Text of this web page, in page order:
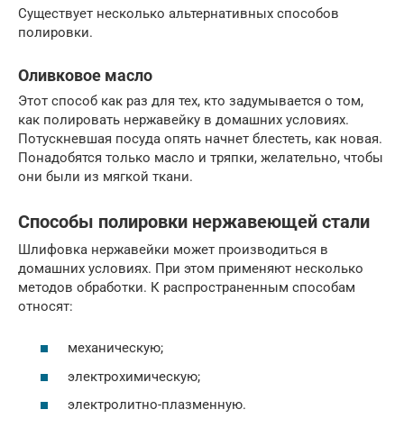
Существует несколько альтернативных способов
полировки.
Оливковое масло
Этот способ как раз для тех, кто задумывается о том,
как полировать нержавейку в домашних условиях.
Потускневшая посуда опять начнет блестеть, как новая.
Понадобятся только масло и тряпки, желательно, чтобы
они были из мягкой ткани.
Способы полировки нержавеющей стали
Шлифовка нержавейки может производиться в
домашних условиях. При этом применяют несколько
методов обработки. К распространенным способам
относят:
механическую;
электрохимическую;
электролитно-плазменную.